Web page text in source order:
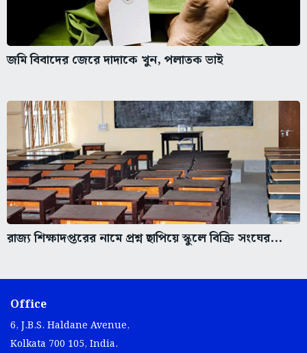
জমি বিবাদের জেরে দাদাকে খুন, পলাতক ভাই
রাজ্য শিক্ষাদপ্তরের নামে প্রশ্ন ছাপিয়ে স্কুলে বিক্রি সংঘের...
Office
6, J.B.S. Haldane Avenue,
Kolkata 700 105, India.